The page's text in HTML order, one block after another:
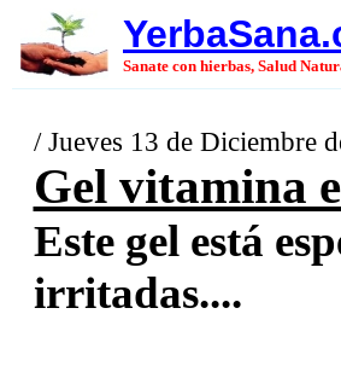
Sanate con hierbas, Salud
/ Jueves 13 de Diciembre
Gel vitamina
Este gel está
irritadas....